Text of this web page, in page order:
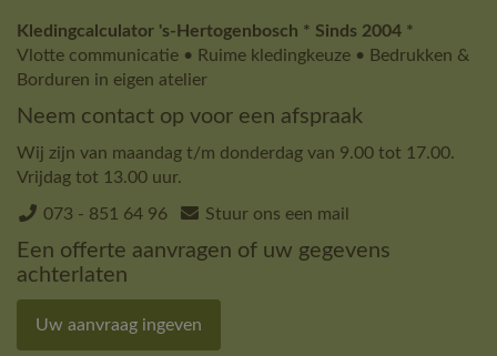
Kledingcalculator 's-Hertogenbosch * Sinds 2004 *
Vlotte communicatie • Ruime kledingkeuze • Bedrukken &
Borduren in eigen atelier
Neem contact op voor een afspraak
Wij zijn van maandag t/m donderdag van 9.00 tot 17.00.
Vrijdag tot 13.00 uur.
073 - 851 64 96 Stuur ons een mail
Een offerte aanvragen of uw gegevens
achterlaten
Uw aanvraag ingeven